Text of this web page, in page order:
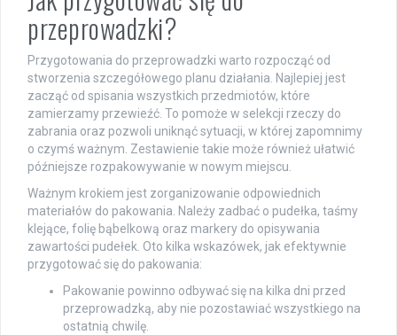
przeprowadzki?
Przygotowania do przeprowadzki warto rozpocząć od
stworzenia szczegółowego planu działania. Najlepiej jest
zacząć od spisania wszystkich przedmiotów, które
zamierzamy przewieźć. To pomoże w selekcji rzeczy do
zabrania oraz pozwoli uniknąć sytuacji, w której zapomnimy
o czymś ważnym. Zestawienie takie może również ułatwić
późniejsze rozpakowywanie w nowym miejscu.
Ważnym krokiem jest zorganizowanie odpowiednich
materiałów do pakowania. Należy zadbać o pudełka, taśmy
klejące, folię bąbelkową oraz markery do opisywania
zawartości pudełek. Oto kilka wskazówek, jak efektywnie
przygotować się do pakowania:
Pakowanie powinno odbywać się na kilka dni przed
przeprowadzką, aby nie pozostawiać wszystkiego na
ostatnią chwilę.